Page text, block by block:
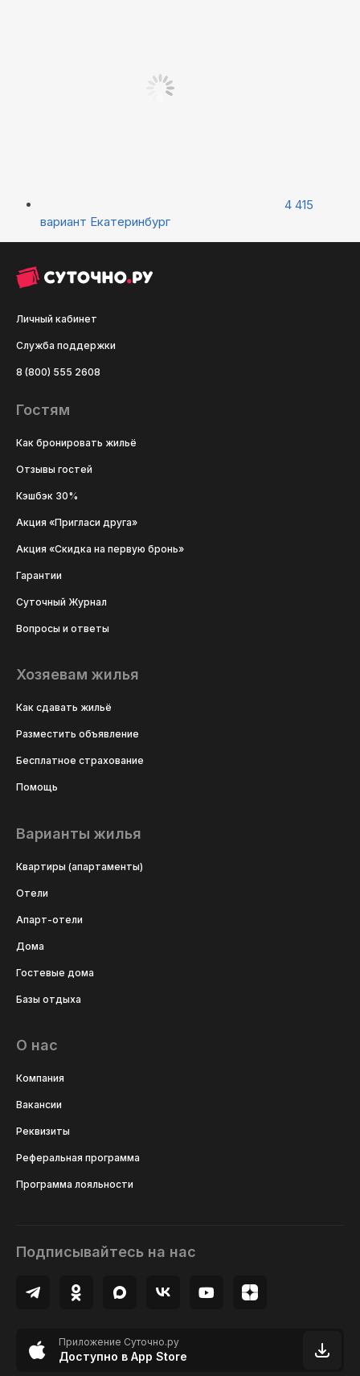
4 415
вариант Екатеринбург
Личный кабинет
Служба поддержки
8 (800) 555 2608
Гостям
Как бронировать жильё
Отзывы гостей
Кэшбэк 30%
Акция «Пригласи друга»
Акция «Скидка на первую бронь»
Гарантии
Суточный Журнал
Вопросы и ответы
Хозяевам жилья
Как сдавать жильё
Разместить объявление
Бесплатное страхование
Помощь
Варианты жилья
Квартиры (апартаменты)
Отели
Апарт-отели
Дома
Гостевые дома
Базы отдыха
О нас
Компания
Вакансии
Реквизиты
Реферальная программа
Программа лояльности
Подписывайтесь на нас
Приложение Суточно.ру
Доступно в App Store